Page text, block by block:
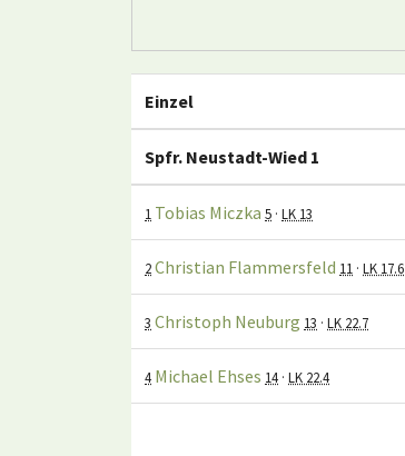
Einzel
Spfr. Neustadt-Wied 1
1 Tobias Miczka 5 · LK 13
2Christian Flammersfeld 11 · LK 17.6
3 Christoph Neuburg 13 · LK 22.7
4 Michael Ehses 14 · LK 22.4